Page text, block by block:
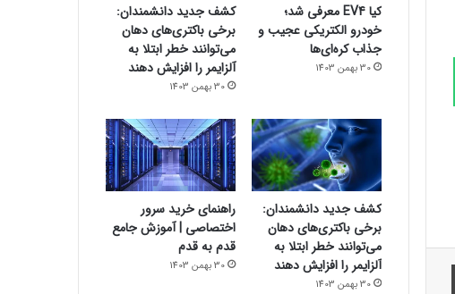
کیا EV4 معرفی شد؛
خودرو الکتریکی عجیب و
جذاب کره‌ای‌ها
30 بهمن 1403
کشف جدید دانشمندان:
برخی باکتری‌های دهان
می‌توانند خطر ابتلا به
آلزایمر را افزایش دهند
30 بهمن 1403
کشف جدید دانشمندان:
برخی باکتری‌های دهان
می‌توانند خطر ابتلا به
آلزایمر را افزایش دهند
30 بهمن 1403
راهنمای خرید سرور
اختصاصی | آموزش جامع
قدم به قدم
30 بهمن 1403